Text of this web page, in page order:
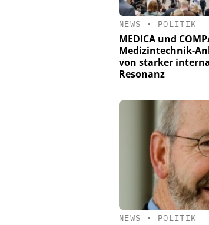
NEWS • POLITIK
MEDICA und
Medizintechnik-
von starker
Resonanz
NEWS • POLITIK